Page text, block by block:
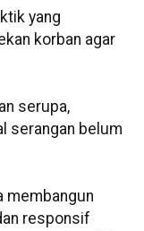
yang
korban agar
serupa,
serangan belum
membangun
responsif